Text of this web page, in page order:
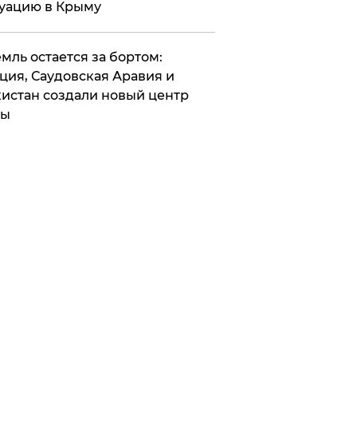
в Крыму
остается за бортом:
Саудовская Аравия и
создали новый центр